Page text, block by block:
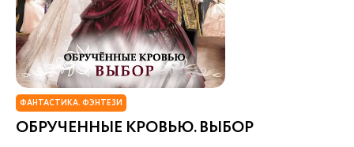
ФАНТАСТИКА. ФЭНТЕЗИ
ОБРУЧЕННЫЕ КРОВЬЮ. ВЫБОР